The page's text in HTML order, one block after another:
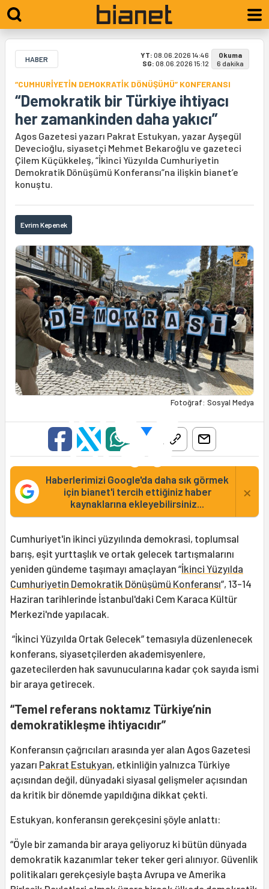
HABER YT: 08.06.2026 14:46
SG: 08.06.2026 15:12
Okuma
6 dakika
“CUMHURİYETİN DEMOKRATİK DÖNÜŞÜMÜ” KONFERANSI
“Demokratik bir Türkiye ihtiyacı
her zamankinden daha yakıcı”
Agos Gazetesi yazarı Pakrat Estukyan, yazar Ayşegül
Devecioğlu, siyasetçi Mehmet Bekaroğlu ve gazeteci
Çilem Küçükkeleş, “İkinci Yüzyılda Cumhuriyetin
Demokratik Dönüşümü Konferansı”na ilişkin bianet’e
konuştu.
Evrim Kepenek
Fotoğraf: Sosyal Medya
Haberlerimizi Google'da daha sık görmek
için bianet'i tercih ettiğiniz haber
kaynaklarına ekleyebilirsiniz...
×
Cumhuriyet'in ikinci yüzyılında demokrasi, toplumsal
barış, eşit yurttaşlık ve ortak gelecek tartışmalarını
yeniden gündeme taşımayı amaçlayan “İkinci Yüzyılda
Cumhuriyetin Demokratik Dönüşümü Konferansı”, 13-14
Haziran tarihlerinde İstanbul'daki Cem Karaca Kültür
Merkezi'nde yapılacak.
“İkinci Yüzyılda Ortak Gelecek” temasıyla düzenlenecek
konferans, siyasetçilerden akademisyenlere,
gazetecilerden hak savunucularına kadar çok sayıda ismi
bir araya getirecek.
“Temel referans noktamız Türkiye’nin
demokratikleşme ihtiyacıdır”
Konferansın çağrıcıları arasında yer alan Agos Gazetesi
yazarı Pakrat Estukyan, etkinliğin yalnızca Türkiye
açısından değil, dünyadaki siyasal gelişmeler açısından
da kritik bir dönemde yapıldığına dikkat çekti.
Estukyan, konferansın gerekçesini şöyle anlattı:
“Öyle bir zamanda bir araya geliyoruz ki bütün dünyada
demokratik kazanımlar teker teker geri alınıyor. Güvenlik
politikaları gerekçesiyle başta Avrupa ve Amerika